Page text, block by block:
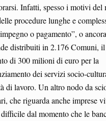
Infatti, spesso i motivi del
procedure lunghe e
o pagamento”, o
distribuiti in 2.176 Comuni,
di 300 milioni di euro per la
dei servizi socio-
di lavoro. Un altro nodo da
che riguarda anche imprese
dal momento che le